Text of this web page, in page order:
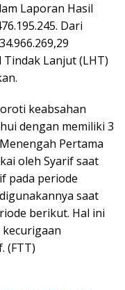
Laporan Hasil
Dari
Lanjut (LHT)
keabsahan
dengan memiliki 3
Pertama
oleh Syarif saat
pada periode
saat
berikut. Hal ini
(FTT)